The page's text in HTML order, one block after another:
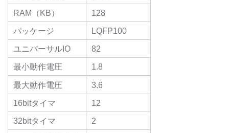
RAM（KB）
128
パッケージ
LQFP100
ユニバーサルIO
82
最小動作電圧
1.8
最大動作電圧
3.6
16bitタイマ
12
32bitタイマ
2